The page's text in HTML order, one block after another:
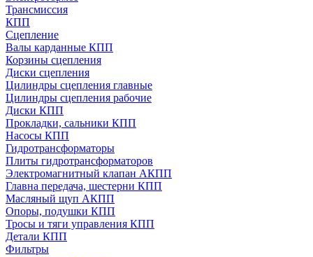
Трансмиссия
КПП
Сцепление
Валы карданные КПП
Корзины сцепления
Диски сцепления
Цилиндры сцепления главные
Цилиндры сцепления рабочие
Диски КПП
Прокладки, сальники КПП
Насосы КПП
Гидротрансформаторы
Плиты гидротрансформаторов
Электромагнитный клапан АКПП
Главна передача, шестерни КПП
Масляный щуп АКПП
Опоры, подушки КПП
Тросы и тяги управления КПП
Детали КПП
Фильтры